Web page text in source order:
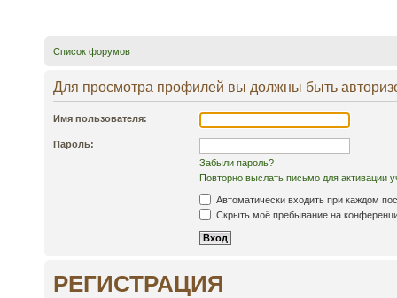
Список форумов
Для просмотра профилей вы должны быть
Имя пользователя:
Пароль:
Забыли пароль?
Повторно выслать письмо для активации
Автоматически входить при каждом
Скрыть моё пребывание на
РЕГИСТРАЦИЯ